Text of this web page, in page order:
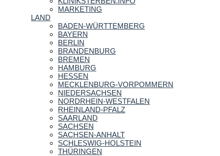
MARKETING
LAND
BADEN-WÜRTTEMBERG
BAYERN
BERLIN
BRANDENBURG
BREMEN
HAMBURG
HESSEN
MECKLENBURG-VORPOMMERN
NIEDERSACHSEN
NORDRHEIN-WESTFALEN
RHEINLAND-PFALZ
SAARLAND
SACHSEN
SACHSEN-ANHALT
SCHLESWIG-HOLSTEIN
THÜRINGEN